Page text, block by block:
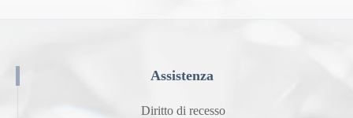
Assistenza
Diritto di recesso